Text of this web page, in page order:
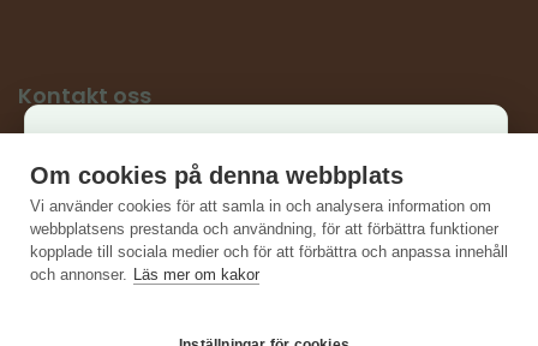
Om cookies på denna webbplats
Vi använder cookies för att samla in och analysera information om
webbplatsens prestanda och användning, för att förbättra funktioner
kopplade till sociala medier och för att förbättra och anpassa innehåll
och annonser. Läs mer om kakor
Kontakt oss
Kontaktuppgifter
Auta kehittämään sivustoa ja vastaa lyhyeen
kyselyyn.